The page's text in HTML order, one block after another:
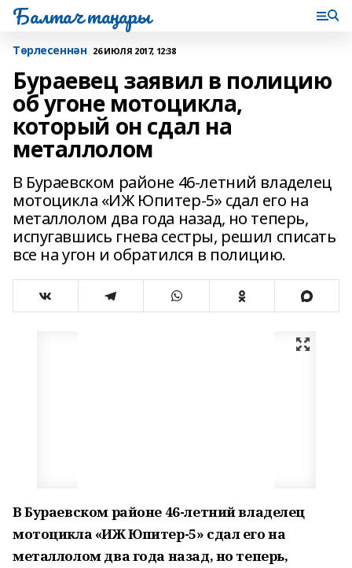
Балтач таңнары
Tөрлесеннән 26 ИЮЛЯ 2017, 12:38
Бураевец заявил в полицию
об угоне мотоцикла,
который он сдал на
металлолом
В Бураевском районе 46-летний владелец
мотоцикла «ИЖ Юпитер-5» сдал его на
металлолом два года назад, но теперь,
испугавшись гнева сестры, решил списать
все на угон и обратился в полицию.
В Бураевском районе 46-летний владелец
мотоцикла «ИЖ Юпитер-5» сдал его на
металлолом два года назад, но теперь,